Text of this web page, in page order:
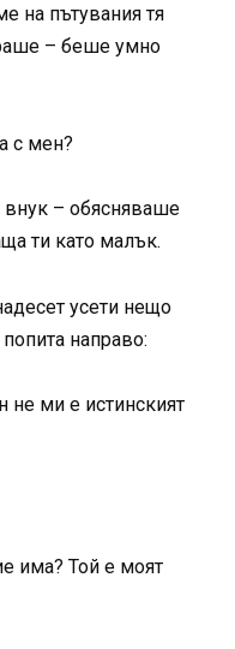
на пътувания тя
– беше умно
с мен?
внук – обясняваше
ти като малък.
усети нещо
направо:
ми е истинският
има? Той е моят